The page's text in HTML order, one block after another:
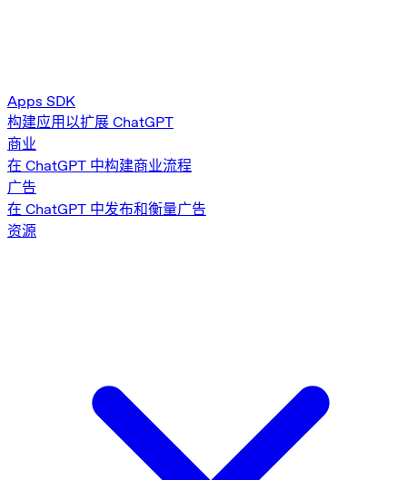
Apps SDK
构建应用以扩展 ChatGPT
商业
在 ChatGPT 中构建商业流程
广告
在 ChatGPT 中发布和衡量广告
资源